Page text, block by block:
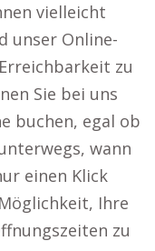
vielleicht
unser Online-
zu
Sie bei uns
buchen, egal ob
wann
einen Klick
Ihre
zu